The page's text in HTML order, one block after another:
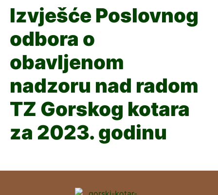
Izvješće Poslovnog
odbora o
obavljenom
nadzoru nad radom
TZ Gorskog kotara
za 2023. godinu